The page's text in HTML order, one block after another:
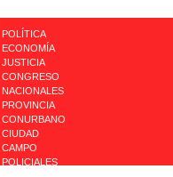
POLÍTICA
ECONOMÍA
JUSTICIA
CONGRESO
NACIONALES
PROVINCIA
CONURBANO
CIUDAD
CAMPO
POLICIALES